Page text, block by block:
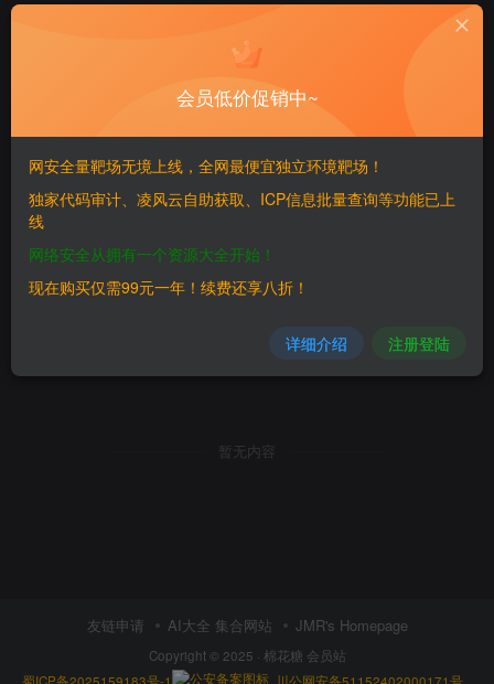
暂无内容
友链申请 AI大全 集合网站 JMR's Homepage
Copyright © 2025 · 棉花糖 会员站
会员低价促销中~
网安全量靶场无境上线，全网最便宜独立环境靶场！
独家代码审计、凌风云自助获取、ICP信息批量查询等功能已上
线
网络安全从拥有一个资源大全开始！
现在购买仅需99元一年！续费还享八折！
详细介绍 注册登陆